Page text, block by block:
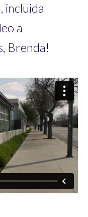
incluida
a
Brenda!